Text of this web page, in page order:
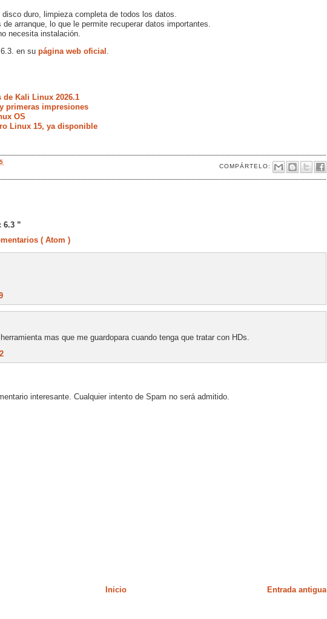
duro, limpieza completa de todos los datos.
arranque, lo que le permite recuperar datos importantes.
necesita instalación.
en su página web oficial
de Kali Linux 2026.1
primeras impresiones
OS
Linux 15, ya disponible
COMPÁRTELO:
6.3 ”
( Atom )
mas que me guardopara cuando tenga que tratar con HDs.
interesante. Cualquier intento de Spam no será admitido.
Entrada antigua
Inicio